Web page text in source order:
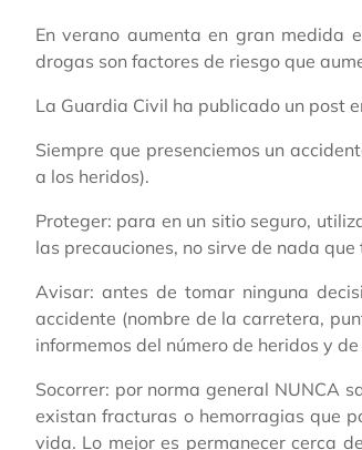
En verano aumenta en gran medida
drogas son factores de riesgo que
La Guardia Civil ha publicado un post
Siempre que presenciemos un
a los heridos).
Proteger: para en un sitio seguro,
las precauciones, no sirve de nada
Avisar: antes de tomar ninguna
accidente (nombre de la carretera,
informemos del número de heridos y
Socorrer: por norma general NUNCA
existan fracturas o hemorragias que
vida. Lo mejor es permanecer cerca